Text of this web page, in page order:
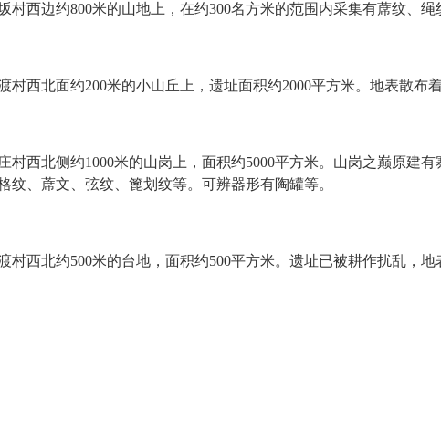
西边约800米的山地上，在约300名方米的范围内采集有蓆纹、绳
西北面约200米的小山丘上，遗址面积约2000平方米。地表散布
西北侧约1000米的山岗上，面积约5000平方米。山岗之巅原建
纹、蓆文、弦纹、篦划纹等。可辨器形有陶罐等。
西北约500米的台地，面积约500平方米。遗址已被耕作扰乱，